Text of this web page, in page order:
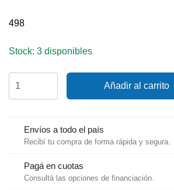
498
Stock: 3 disponibles
de
mástil
antena
Shakespeare
Añadir al carrito
Envíos a todo el país
Recibí tu compra de forma rápida y segura.
Pagá en cuotas
Consultá las opciones de financiación.